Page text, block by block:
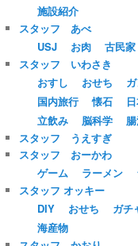
施設紹介
スタッフ あべ
USJ
お肉 古民家
スタッフ いわさき
おすし
おせち
国内旅行
懐石
立飲み
脳科学
スタッフ うえすぎ
スタッフ おーかわ
ゲーム
ラーメン
スタッフ オッキー
DIY
おせち ガチ
海産物